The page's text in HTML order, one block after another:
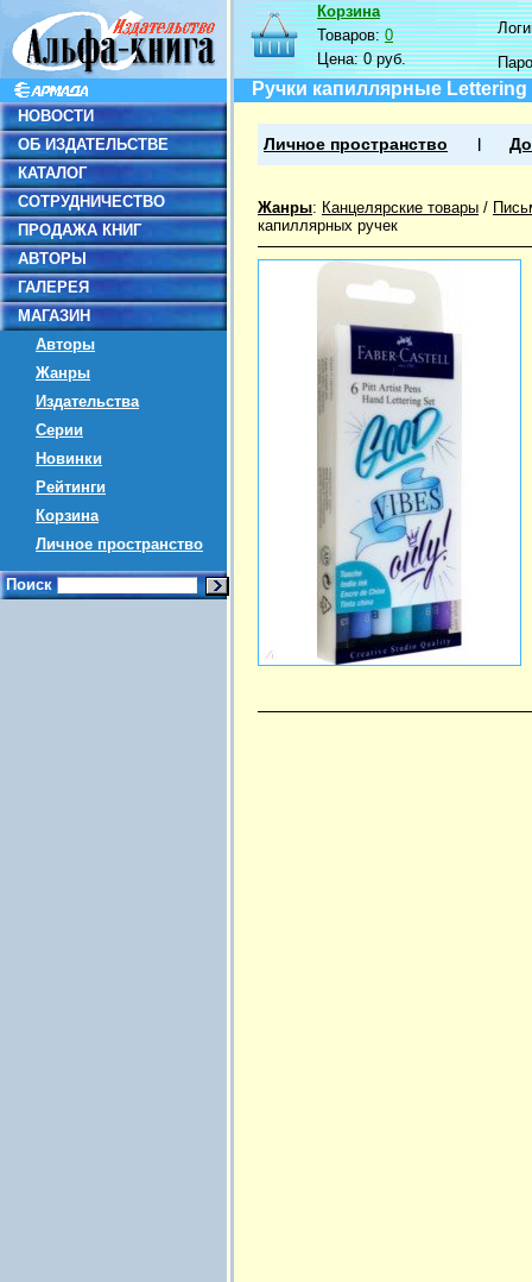
НОВОСТИ
ОБ ИЗДАТЕЛЬСТВЕ
КАТАЛОГ
СОТРУДНИЧЕСТВО
ПРОДАЖА КНИГ
АВТОРЫ
ГАЛЕРЕЯ
МАГАЗИН
Авторы
Жанры
Издательства
Серии
Новинки
Рейтинги
Корзина
Личное пространство
Поиск
Корзина
Товаров:0
Цена:0 руб.
Ручки капиллярные Lettering
Личное пространство
Жанры: Канцелярские товары /
капиллярных ручек